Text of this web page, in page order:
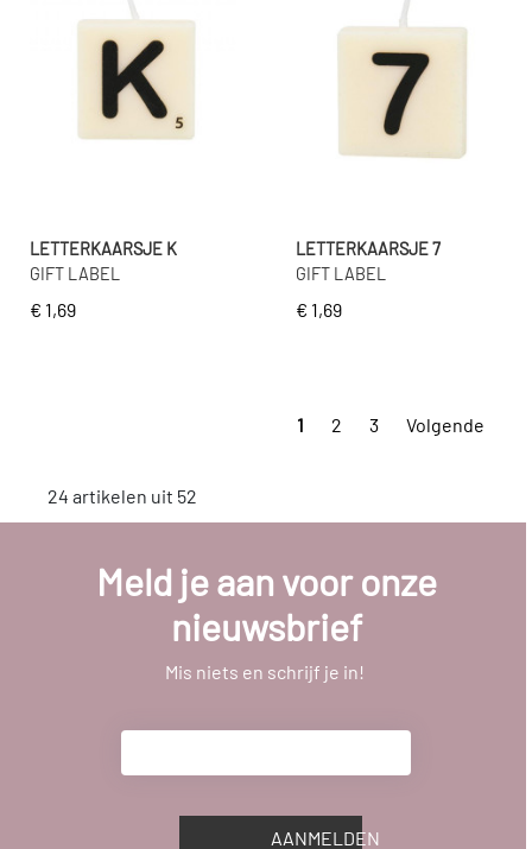
LETTERKAARSJE K
GIFT LABEL
€ 1,69
LETTERKAARSJE 7
GIFT LABEL
€ 1,69
1 2 3 Volgende
24 artikelen uit 52
Meld je aan voor onze
nieuwsbrief
Mis niets en schrijf je in!
AANMELDEN